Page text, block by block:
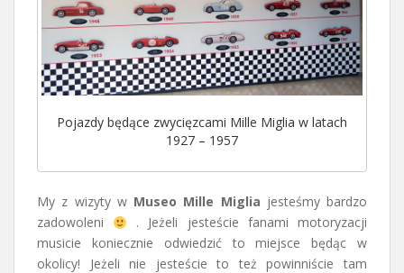
Pojazdy będące zwycięzcami Mille Miglia w latach
1927 – 1957
My z wizyty w Museo Mille Miglia jesteśmy bardzo
zadowoleni
. Jeżeli jesteście fanami motoryzacji
musicie koniecznie odwiedzić to miejsce będąc w
okolicy! Jeżeli nie jesteście to też powinniście tam